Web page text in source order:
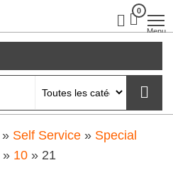
0
Menu
» Self Service » Special
» 10 » 21